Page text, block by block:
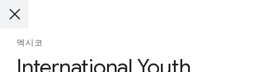
멕시코